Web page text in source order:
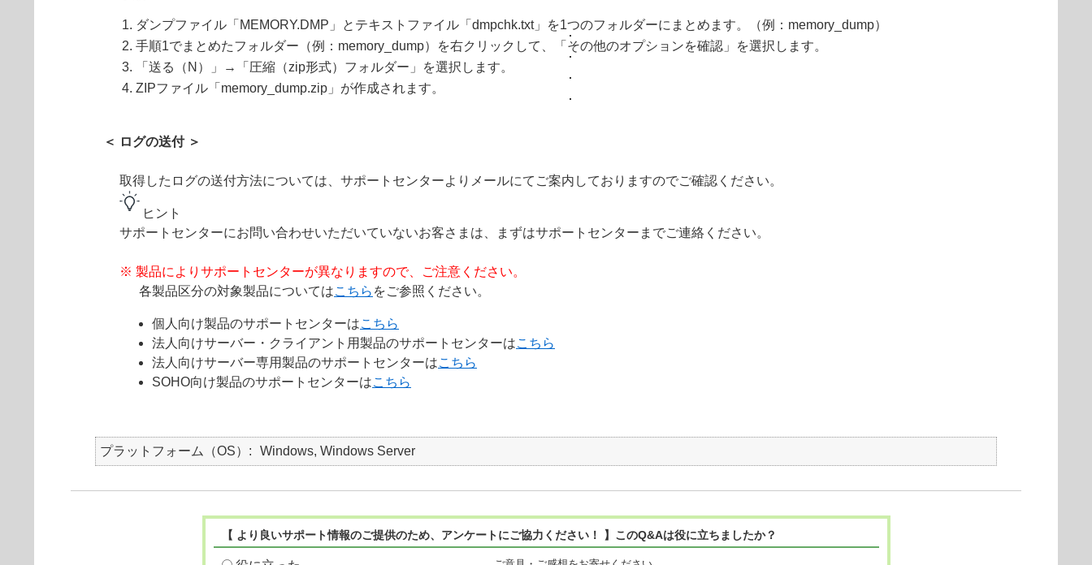
ダンプファイル「MEMORY.DMP」とテキストファイル「dmpchk.txt」を1つのフォルダーにまとめます。（例：memory_dump）
手順1でまとめたフォルダー（例：memory_dump）を右クリックして、「その他のオプションを確認」を選択します。
「送る（N）」→「圧縮（zip形式）フォルダー」を選択します。
ZIPファイル「memory_dump.zip」が作成されます。
＜ ログの送付 ＞
取得したログの送付方法については、サポートセンターよりメールにてご案内しておりますのでご確認ください。
ヒント
サポートセンターにお問い合わせいただいていないお客さまは、まずはサポートセンターまでご連絡ください。
※ 製品によりサポートセンターが異なりますので、ご注意ください。
各製品区分の対象製品についてはこちら をご参照ください。
個人向け製品のサポートセンターはこちら
法人向けサーバー・クライアント用製品のサポートセンターはこちら
法人向けサーバー専用製品のサポートセンターはこちら
SOHO向け製品のサポートセンターはこちら
プラットフォーム（OS） Windows, Windows Server
【 より良いサポート情報のご提供のため、アンケートにご協力ください！ 】このQ&Aは役に立ちましたか？